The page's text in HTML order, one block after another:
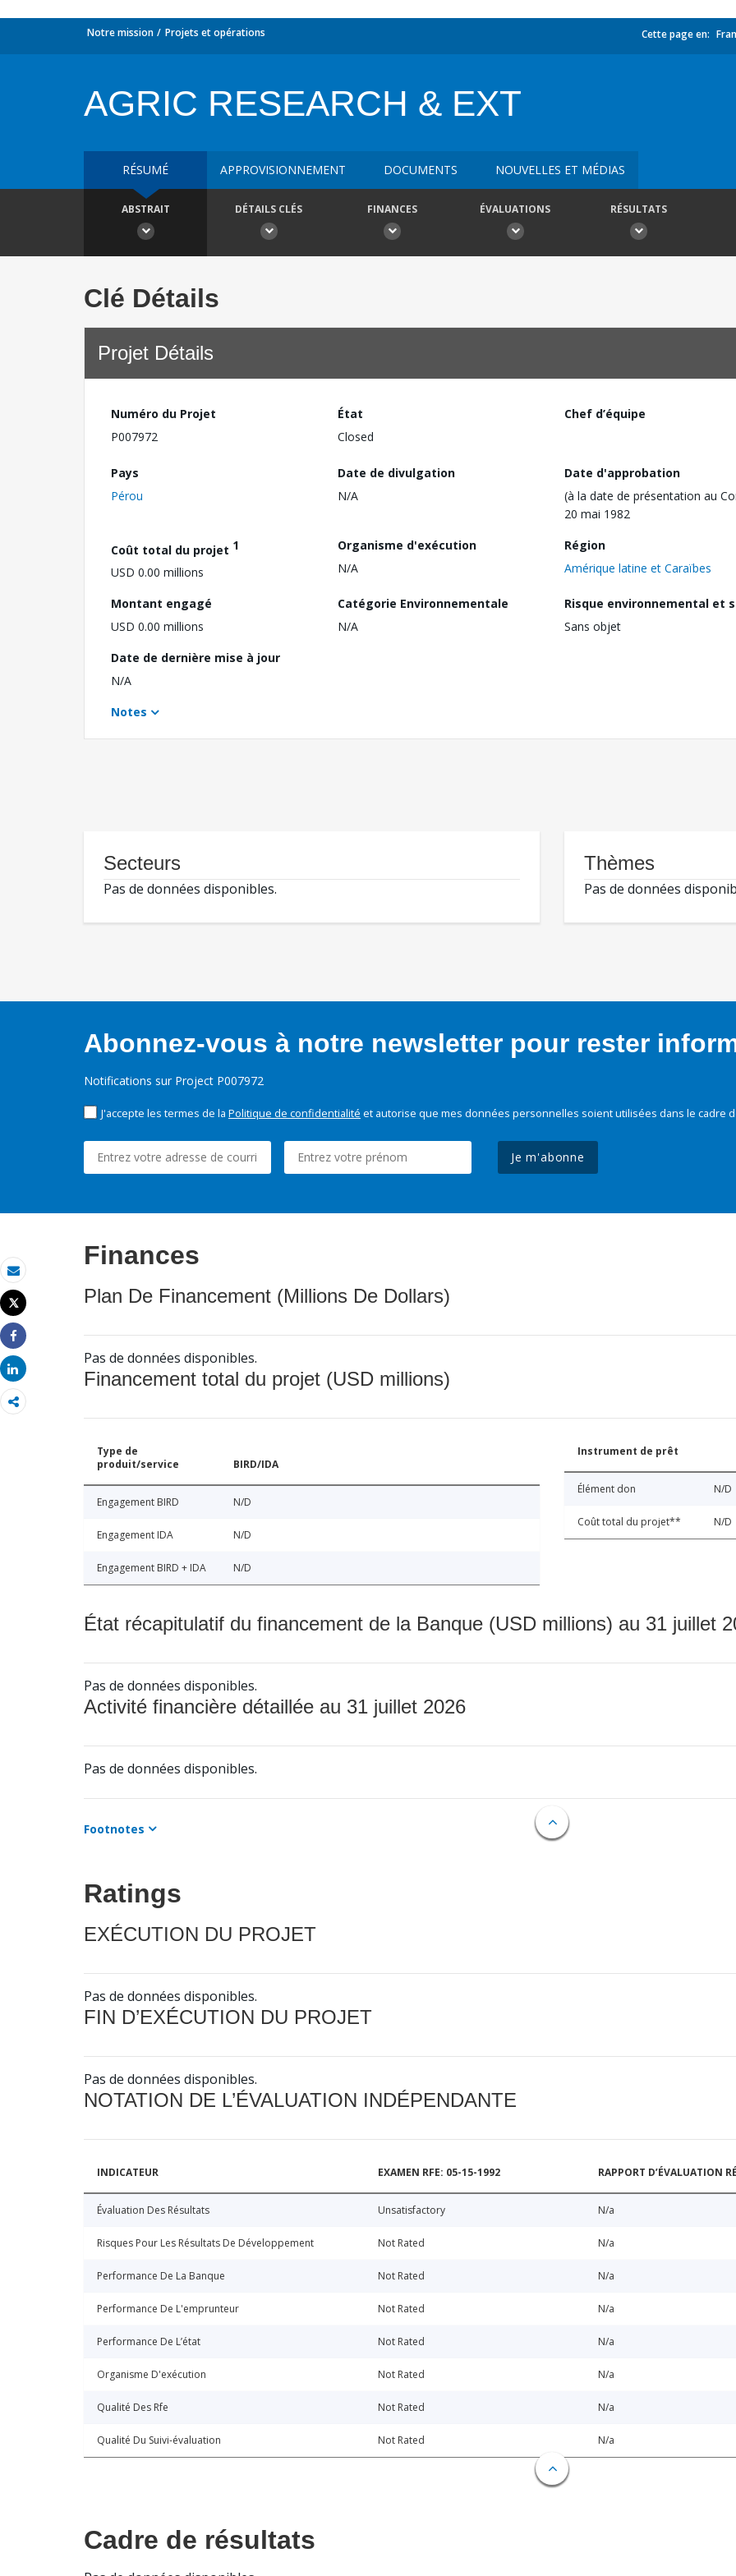
Email
Imprimer
Tweet
Share
Share
Notre mission Projets et opérations Cette page en:
AGRIC RESEARCH & EXT
RÉSUMÉ APPROVISIONNEMENT DOCUMENTS NOUVELLES ET MÉDIAS
ABSTRAIT DÉTAILS CLÉS FINANCES ÉVALUATIONS RÉSULTATS
Clé Détails
Projet Détails
Numéro du Projet
P007972
État
Closed
Chef d’équipe
Pays
Pérou
Date de divulgation
N/A
Date d'approbation
(à la date de présentation au
20 mai 1982
Coût total du projet 1
USD 0.00 millions
Organisme d'exécution
N/A
Région
Amérique latine et Caraïbes
Montant engagé
USD 0.00 millions
Catégorie Environnementale
N/A
Risque environnemental et
Sans objet
Date de dernière mise à jour
N/A
Notes
Secteurs
Pas de données disponibles.
Thèmes
Pas de données
Abonnez-vous à notre newsletter pour rester
Notifications sur Project P007972
J'accepte les termes de la Politique de confidentialité et autorise que mes données personnelles soient utilisées dans le cadre
Je m'abonne
Finances
Plan De Financement (Millions De Dollars)
Pas de données disponibles.
Financement total du projet (USD millions)
Type de
produit/service
BIRD/IDA
Engagement BIRD N/D
Engagement IDA N/D
Engagement BIRD + IDA N/D
Instrument de prêt
Élément don N/D
Coût total du projet** N/D
État récapitulatif du financement de la Banque (USD millions) au 31 juillet
Pas de données disponibles.
Activité financière détaillée au 31 juillet 2026
Pas de données disponibles.
Footnotes
Ratings
EXÉCUTION DU PROJET
Pas de données disponibles.
FIN D’EXÉCUTION DU PROJET
Pas de données disponibles.
NOTATION DE L’ÉVALUATION INDÉPENDANTE
INDICATEUR EXAMEN RFE: 05-15-1992 RAPPORT D’ÉVALUATION
Évaluation Des Résultats Unsatisfactory N/a
Risques Pour Les Résultats De Développement Not Rated N/a
Performance De La Banque Not Rated N/a
Performance De L'emprunteur Not Rated N/a
Performance De L’état Not Rated N/a
Organisme D'exécution Not Rated N/a
Qualité Des Rfe Not Rated N/a
Qualité Du Suivi-évaluation Not Rated N/a
Cadre de résultats